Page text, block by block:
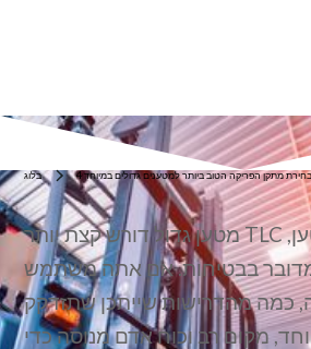
בלוג מתקן הפריקה הטוב ביותר למטענים גדולים במיוחד
מטען גדול דורש קצת יותר TLC מאשר רוב המטען,
בבטיחות. אם אתה משתמש
כמה מהדרישות שייתכן שתזדקק
מקום רב וכוח אדם מנוסה כדי